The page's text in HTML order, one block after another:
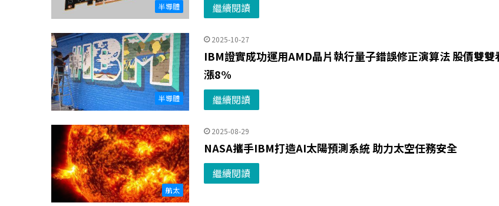
半導體 繼續閱讀
半導體
2025-10-27
IBM證實成功運用AMD晶片執行量子錯誤修正演算法 股價雙雙
漲8%
繼續閱讀
航太
2025-08-29
NASA攜手IBM打造AI太陽預測系統 助力太空任務安全
繼續閱讀